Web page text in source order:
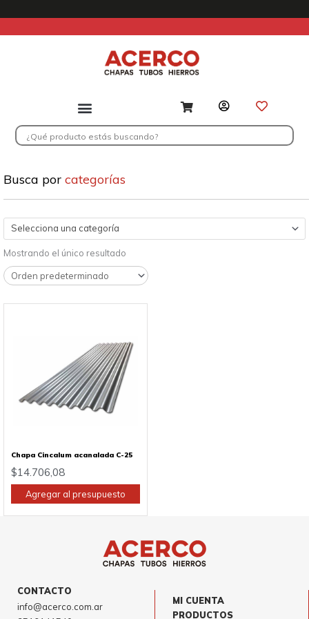
al
contenido
Search
...
Busca por categorías
Selecciona una categoría
Mostrando el único resultado
Chapa Cincalum acanalada C-25
$14.706,08
Agregar al presupuesto
CONTACTO
info@acerco.com.ar
MI CUENTA
PRODUCTOS